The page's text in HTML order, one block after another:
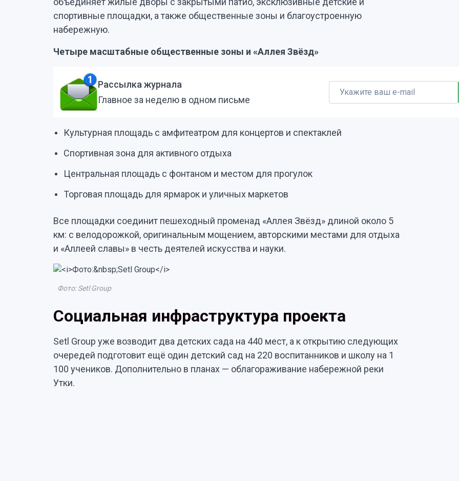
спортивные площадки, а также общественные зоны и благоустроенную
набережную.
Четыре масштабные общественные зоны и «Аллея Звёзд»
Рассылка журнала
Главное за неделю в одном письме
Культурная площадь с амфитеатром для концертов и спектаклей
Спортивная зона для активного отдыха
Центральная площадь с фонтаном и местом для прогулок
Торговая площадь для ярмарок и уличных маркетов
Все площадки соединит пешеходный променад «Аллея Звёзд» длиной около 5
км: с велодорожкой, оригинальным мощением, авторскими местами для отдыха
и «Аллеей славы» в честь деятелей искусства и науки.
Фото: Setl Group
Социальная инфраструктура проекта
Setl Group уже возводит два детских сада на 440 мест, а к открытию следующих
очередей подготовит ещё один детский сад на 220 воспитанников и школу на 1
100 учеников. Дополнительно в планах — облагораживание набережной реки
Утки.